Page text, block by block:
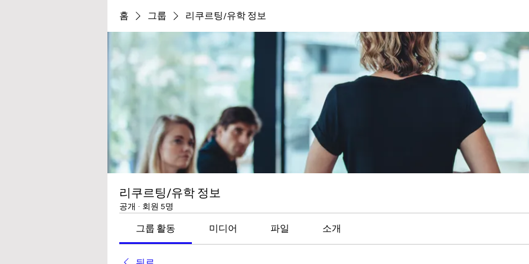
홈 그룹 리쿠르팅/유학 정보
리쿠르팅/유학 정보
공개 · 회원 5명
그룹 활동 미디어 파일 소개